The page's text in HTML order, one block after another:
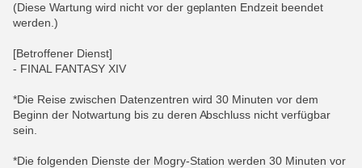
(Diese Wartung wird nicht vor der geplanten Endzeit beendet
werden.)
[Betroffener Dienst]
- FINAL FANTASY XIV
*Die Reise zwischen Datenzentren wird 30 Minuten vor dem
Beginn der Notwartung bis zu deren Abschluss nicht verfügbar
sein.
*Die folgenden Dienste der Mogry-Station werden 30 Minuten vor